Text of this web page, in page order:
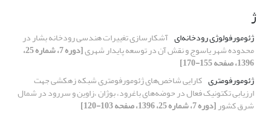
ژ
ژئومورفولوژی رودخانه‌ای آشکارسازی تغییرات هندسی رودخانه بشار در
محدوده شهر یاسوج و نقش آن در توسعه پایدار شهری [دوره 7، شماره 25،
1396، صفحه 155-170]
ژئومورفومتری کارایی شاخص‌های ژئومورفومتری شبکه زهکشی جهت
ارزیابی تکتونیک فعال در حوضه‌های باغرود، بوژان ،زاوین و سررود در شمال
شرق کشور[دوره 7، شماره 25، 1396، صفحه 103-120]